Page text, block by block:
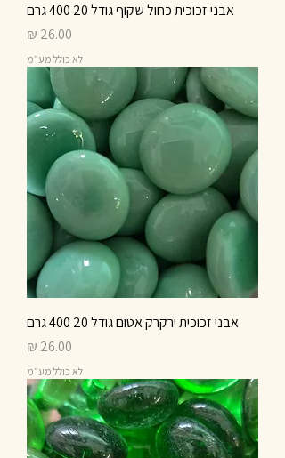
אבני זכוכית כחול שקוף גודל 20 400 גרם
מחיר
לא כולל מע״מ
אבני זכוכית ירקרק אטום גודל 20 400 גרם
מחיר
לא כולל מע״מ